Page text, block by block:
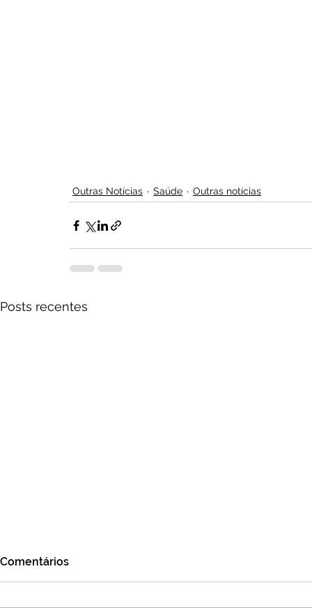
Outras Notícias Saúde Outras notícias
Posts recentes
Comentários